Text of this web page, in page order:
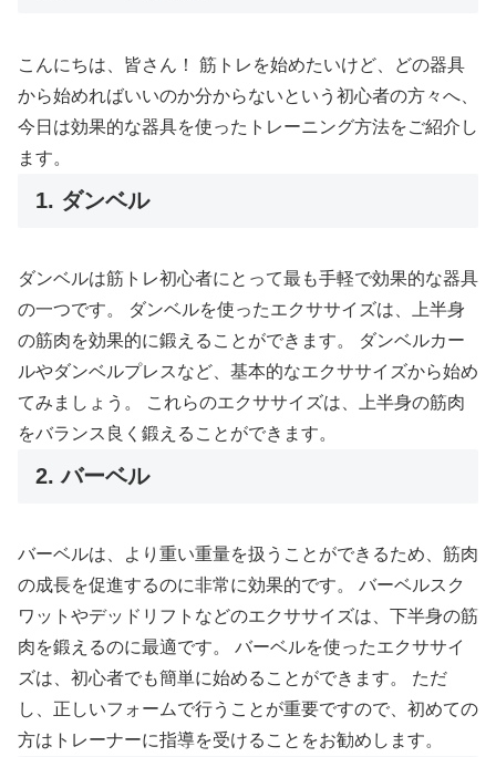
こんにちは、皆さん！ 筋トレを始めたいけど、どの器具
から始めればいいのか分からないという初心者の方々へ、
今日は効果的な器具を使ったトレーニング方法をご紹介し
ます。
1. ダンベル
ダンベルは筋トレ初心者にとって最も手軽で効果的な器具
の一つです。 ダンベルを使ったエクササイズは、上半身
の筋肉を効果的に鍛えることができます。 ダンベルカー
ルやダンベルプレスなど、基本的なエクササイズから始め
てみましょう。 これらのエクササイズは、上半身の筋肉
をバランス良く鍛えることができます。
2. バーベル
バーベルは、より重い重量を扱うことができるため、筋肉
の成長を促進するのに非常に効果的です。 バーベルスク
ワットやデッドリフトなどのエクササイズは、下半身の筋
肉を鍛えるのに最適です。 バーベルを使ったエクササイ
ズは、初心者でも簡単に始めることができます。 ただ
し、正しいフォームで行うことが重要ですので、初めての
方はトレーナーに指導を受けることをお勧めします。